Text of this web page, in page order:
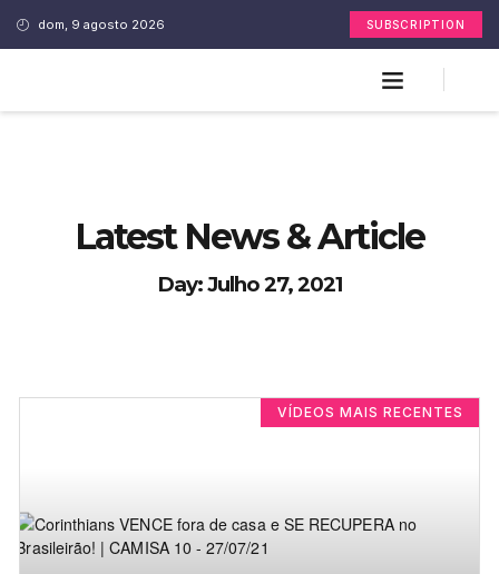
dom, 9 agosto 2026 SUBSCRIPTION
Latest News & Article
Day: Julho 27, 2021
VÍDEOS MAIS RECENTES